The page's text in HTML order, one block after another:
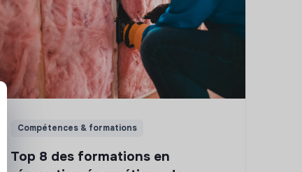
Compétences & formations
Top 8 des formations en